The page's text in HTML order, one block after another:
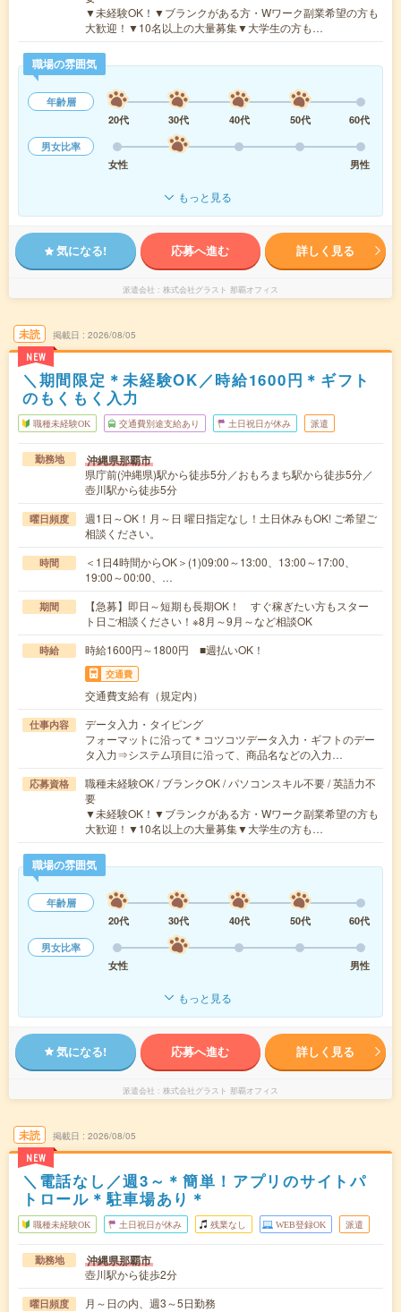
▼未経験OK！▼ブランクがある方・Wワーク副業希望の方も
大歓迎！▼10名以上の大量募集▼大学生の方も…
職場の雰囲気
年齢層
20代
30代 40代 50代
60代
男女比率
女性
男性
もっと見る
気になる! 応募へ進む 詳しく見る
派遣会社 株式会社グラスト 那覇オフィス
未読
NEW
掲載日 2026/08/05
＼期間限定＊未経験OK／時給1600円＊ギフト
のもくもく入力
職種未経験OK 交通費別途支給あり 土日祝日が休み 派遣
勤務地 沖縄県那覇市
県庁前(沖縄県)駅から徒歩5分／おもろまち駅から徒歩5分／
壺川駅から徒歩5分
曜日頻度
週1日～OK！月～日 曜日指定なし！土日休みもOK! ご希望ご
相談ください。
時間
＜1日4時間からOK＞(1)09:00～13:00、13:00～17:00、
19:00～00:00、…
期間
【急募】即日～短期も長期OK！ すぐ稼ぎたい方もスター
ト日ご相談ください！※8月～9月～など相談OK
時給 時給1600円～1800円 ■週払いOK！
交通費
交通費支給有（規定内）
仕事内容
データ入力・タイピング
フォーマットに沿って＊コツコツデータ入力・ギフトのデー
タ入力⇒システム項目に沿って、商品名などの入力…
応募資格
職種未経験OK / ブランクOK / パソコンスキル不要 / 英語力不
要
▼未経験OK！▼ブランクがある方・Wワーク副業希望の方も
大歓迎！▼10名以上の大量募集▼大学生の方も…
職場の雰囲気
年齢層
20代
30代 40代 50代
60代
男女比率
女性
男性
もっと見る
気になる! 応募へ進む 詳しく見る
派遣会社 株式会社グラスト 那覇オフィス
未読
NEW
掲載日 2026/08/05
＼電話なし／週3～＊簡単！アプリのサイトパ
トロール＊駐車場あり＊
職種未経験OK 土日祝日が休み 残業なし WEB登録OK 派遣
勤務地 沖縄県那覇市
壺川駅から徒歩2分
曜日頻度 月～日の内、週3～5日勤務